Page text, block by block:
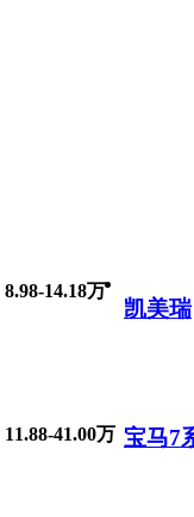
8.98-14.18万
凯美瑞
11.88-41.00万 宝马7